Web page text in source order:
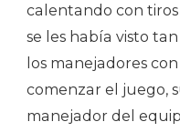
calentando con
se les había visto
los manejadores
comenzar el juego,
manejador del